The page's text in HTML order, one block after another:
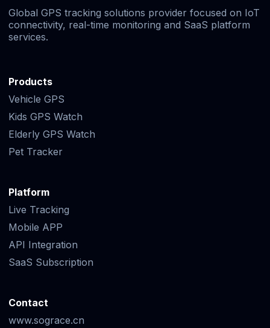
Global GPS tracking solutions provider focused on IoT
connectivity, real-time monitoring and SaaS platform
services.
Products
Vehicle GPS
Kids GPS Watch
Elderly GPS Watch
Pet Tracker
Platform
Live Tracking
Mobile APP
API Integration
SaaS Subscription
Contact
www.sograce.cn